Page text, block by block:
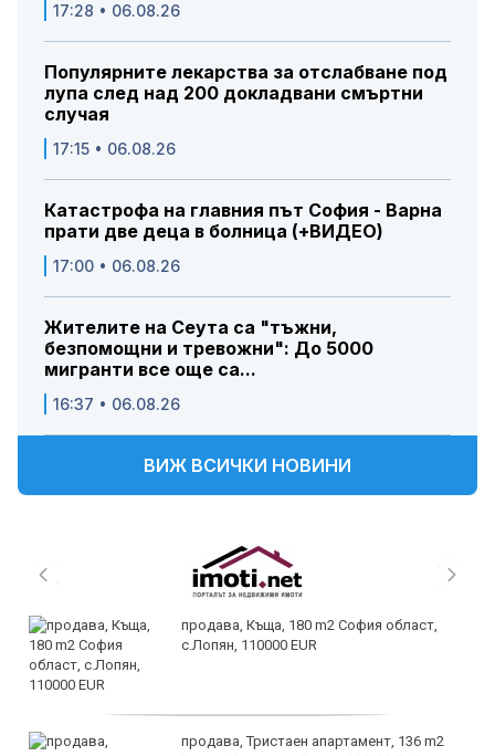
17:28 • 06.08.26
Популярните лекарства за отслабване под
лупа след над 200 докладвани смъртни
случая
17:15 • 06.08.26
Катастрофа на главния път София - Варна
прати две деца в болница (+ВИДЕО)
17:00 • 06.08.26
Жителите на Сеута са "тъжни,
безпомощни и тревожни": До 5000
мигранти все още са...
16:37 • 06.08.26
ВИЖ ВСИЧКИ НОВИНИ
продава, Къща, 180 m2 София област,
с.Лопян, 110000 EUR
продава, Тристаен апартамент, 136 m2